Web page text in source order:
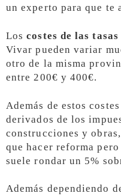
un experto para que te
Loscostes de las
Vivar pueden variar
otro de la misma
entre 200€ y 400€.
Además de estos
derivados de los
construcciones y
que hacer reforma
suele rondar un 5%
Además dependiendo